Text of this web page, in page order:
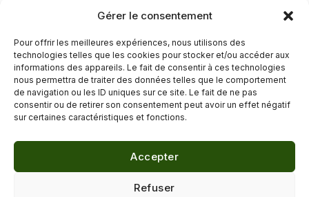
Gérer le consentement
Pour offrir les meilleures expériences, nous utilisons des
technologies telles que les cookies pour stocker et/ou accéder aux
informations des appareils. Le fait de consentir à ces technologies
nous permettra de traiter des données telles que le comportement
de navigation ou les ID uniques sur ce site. Le fait de ne pas
consentir ou de retirer son consentement peut avoir un effet négatif
sur certaines caractéristiques et fonctions.
Accepter
Refuser
et d’adrénaline), mais l’anxiété relève davantage d’un trouble
Pour des approches naturelles, notre articlecomment soigner
l’anxiété naturellementpropose des pistes concrètes.
←Article précédent Article suivant→